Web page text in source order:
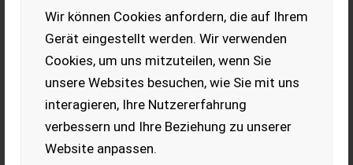
Wir können Cookies anfordern, die auf Ihrem
Gerät eingestellt werden. Wir verwenden
Cookies, um uns mitzuteilen, wenn Sie
unsere Websites besuchen, wie Sie mit uns
interagieren, Ihre Nutzererfahrung
verbessern und Ihre Beziehung zu unserer
Website anpassen.
Steyr 8090
Steyr 8090 Hinterrad
verkaufen. Druckluftanlage 1 + 2 Leiter. Frontlader mit
Dunggabel und Erdschaufel, Aushub ei...
EUR 20.800 MwSt nicht ausweisbar